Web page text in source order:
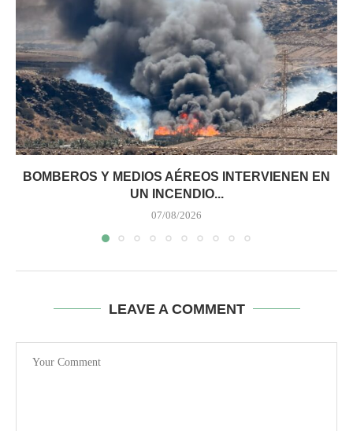
BOMBEROS Y MEDIOS AÉREOS INTERVIENEN EN
UN INCENDIO...
07/08/2026
LEAVE A COMMENT